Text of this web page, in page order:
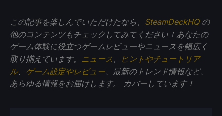
この記事を楽しんでいただけたなら、 SteamDeckHQの
他のコンテンツもチェックしてみてください！あなたの
ゲーム体験に役立つゲームレビューやニュースを幅広く
取り揃えています。 ニュース
ヒントやチュートリア
ル、 ゲーム設定やレビュー 、最新のトレンド情報など、
あらゆる情報をお届けします。
カバーしています！